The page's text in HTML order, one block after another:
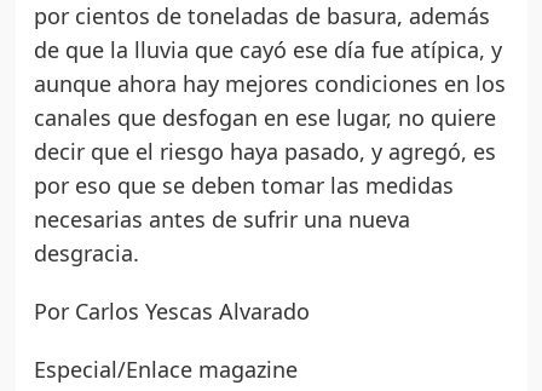
por cientos de toneladas de basura, además
de que la lluvia que cayó ese día fue atípica, y
aunque ahora hay mejores condiciones en los
canales que desfogan en ese lugar, no quiere
decir que el riesgo haya pasado, y agregó, es
por eso que se deben tomar las medidas
necesarias antes de sufrir una nueva
desgracia.
Por Carlos Yescas Alvarado
Especial/Enlace magazine